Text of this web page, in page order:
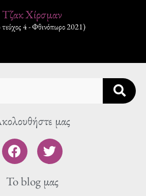
Τζακ Χίρσμαν
4 - Φθινόπωρο 2021)
μας
F
a
c
e
T
w
i
t
To blog μας